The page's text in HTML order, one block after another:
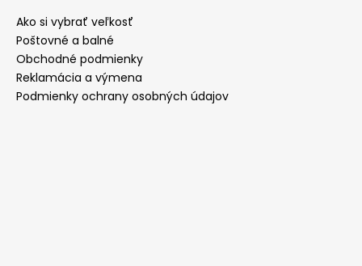
Ako si vybrať veľkosť
Poštovné a balné
Obchodné podmienky
Reklamácia a výmena
Podmienky ochrany osobných údajov